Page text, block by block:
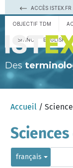
ACCÈS ISTEX.FR
OBJECTIF TDM
ESPAÑOL ENGLISH
Des
Accueil /
français